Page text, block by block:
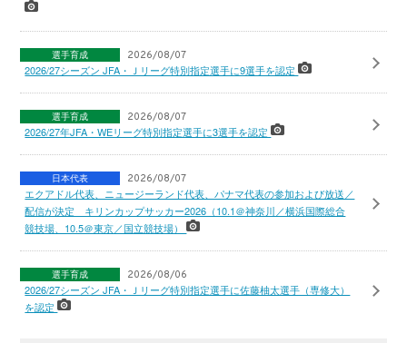
選手育成 2026/08/07
2026/27シーズン JFA・Ｊリーグ特別指定選手に9選手を認定
選手育成 2026/08/07
2026/27年JFA・WEリーグ特別指定選手に3選手を認定
日本代表 2026/08/07
エクアドル代表、ニュージーランド代表、パナマ代表の参加および放送／
配信が決定 キリンカップサッカー2026（10.1＠神奈川／横浜国際総合
競技場、10.5＠東京／国立競技場）
選手育成 2026/08/06
2026/27シーズン JFA・Ｊリーグ特別指定選手に佐藤柚太選手（専修大）
を認定